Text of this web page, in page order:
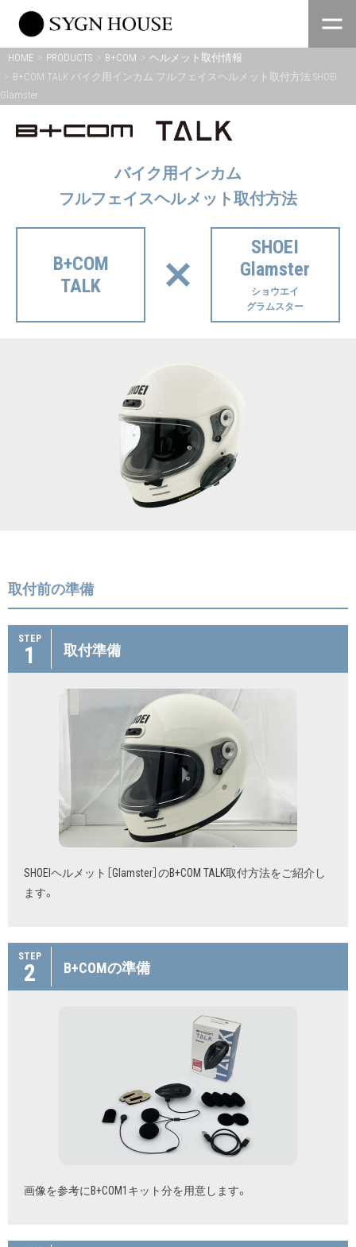
content
HOME PRODUCTS B+COM
ヘルメット取付情報
B+COM TALK バイク用インカム フルフェイスヘルメット取付方法 SHOEI
Glamster
バイク用インカム
フルフェイスヘルメット取付方法
B+COM
TALK
SHOEI
Glamster
ショウエイ
グラムスター
取付前の準備
STEP
1 取付準備
SHOEIヘルメット［Glamster］のB+COM TALK取付方法をご紹介し
ます。
STEP
2 B+COMの準備
画像を参考にB+COM1キット分を用意します。